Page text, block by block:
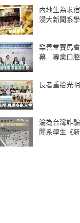
內地生為求
浸大新聞系
樂善堂賽馬
幕 專業口腔
長者重拾光
淪為台灣詐
聞系學生《